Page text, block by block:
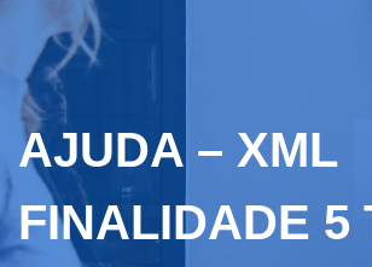
AJUDA – XML
FINALIDADE 5